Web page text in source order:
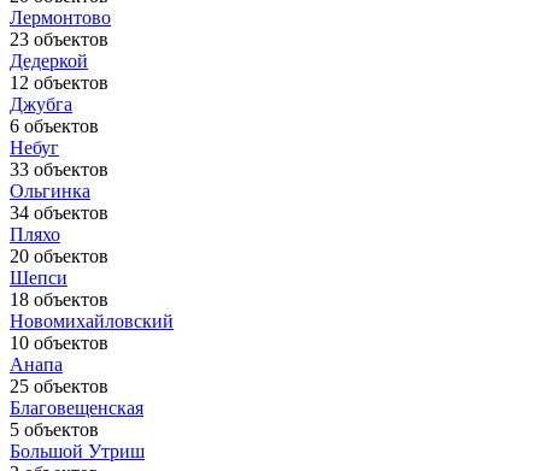
Лермонтово
23 объектов
Дедеркой
12 объектов
Джубга
6 объектов
Небуг
33 объектов
Ольгинка
34 объектов
Пляхо
20 объектов
Шепси
18 объектов
Новомихайловский
10 объектов
Анапа
25 объектов
Благовещенская
5 объектов
Большой Утриш